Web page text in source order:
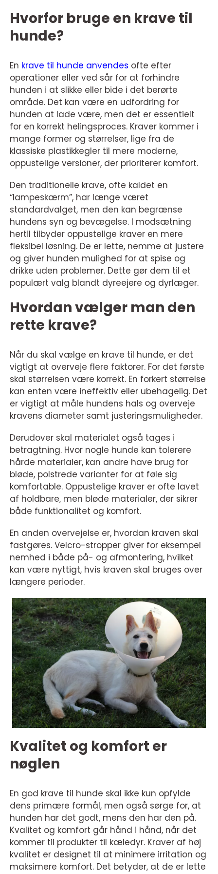
Hvorfor bruge en krave til
hunde?
En krave til hunde anvendes ofte efter
operationer eller ved sår for at forhindre
hunden i at slikke eller bide i det berørte
område. Det kan være en udfordring for
hunden at lade være, men det er essentielt
for en korrekt helingsproces. Kraver kommer i
mange former og størrelser, lige fra de
klassiske plastikkegler til mere moderne,
oppustelige versioner, der prioriterer komfort.
Den traditionelle krave, ofte kaldet en
“lampeskærm”, har længe været
standardvalget, men den kan begrænse
hundens syn og bevægelse. I modsætning
hertil tilbyder oppustelige kraver en mere
fleksibel løsning. De er lette, nemme at justere
og giver hunden mulighed for at spise og
drikke uden problemer. Dette gør dem til et
populært valg blandt dyreejere og dyrlæger.
Hvordan vælger man den
rette krave?
Når du skal vælge en krave til hunde, er det
vigtigt at overveje flere faktorer. For det første
skal størrelsen være korrekt. En forkert størrelse
kan enten være ineffektiv eller ubehagelig. Det
er vigtigt at måle hundens hals og overveje
kravens diameter samt justeringsmuligheder.
Derudover skal materialet også tages i
betragtning. Hvor nogle hunde kan tolerere
hårde materialer, kan andre have brug for
bløde, polstrede varianter for at føle sig
komfortable. Oppustelige kraver er ofte lavet
af holdbare, men bløde materialer, der sikrer
både funktionalitet og komfort.
En anden overvejelse er, hvordan kraven skal
fastgøres. Velcro-stropper giver for eksempel
nemhed i både på- og afmontering, hvilket
kan være nyttigt, hvis kraven skal bruges over
længere perioder.
Kvalitet og komfort er
nøglen
En god krave til hunde skal ikke kun opfylde
dens primære formål, men også sørge for, at
hunden har det godt, mens den har den på.
Kvalitet og komfort går hånd i hånd, når det
kommer til produkter til kæledyr. Kraver af høj
kvalitet er designet til at minimere irritation og
maksimere komfort. Det betyder, at de er lette